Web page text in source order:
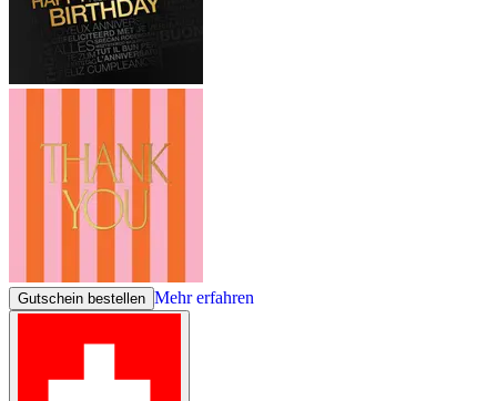
Gutschein bestellen Mehr erfahren